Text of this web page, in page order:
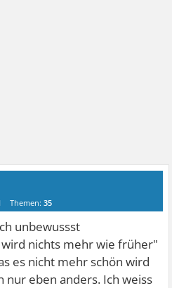
Themen:35
unbewussst
wird nichts mehr wie früher"
es nicht mehr schön wird
nur eben anders. Ich weiss